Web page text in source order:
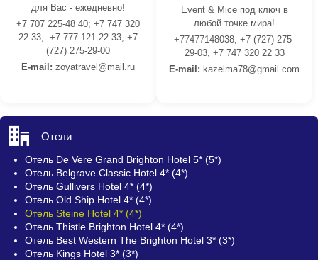
для Вас - ежедневно!
+7 707 225-48 40; +7 747 320
22 33, +7 777 121 22 33, +7
(727) 275-29-00
E-mail: zoyatravel@mail.ru
Event & Mice под ключ в
любой точке мира!
+77477148038; +7 (727) 275-
29-03, +7 747 320 22 33
E-mail: kazelma78@gmail.com
Отели
Отель De Vere Grand Brighton Hotel 5* (5*)
Отель Belgrave Classic Hotel 4* (4*)
Отель Gullivers Hotel 4* (4*)
Отель Old Ship Hotel 4* (4*)
Отель Steine Hotel 4* (4*)
Отель Thistle Brighton Hotel 4* (4*)
Отель Best Western The Brighton Hotel 3* (3*)
Отель Kings Hotel 3* (3*)